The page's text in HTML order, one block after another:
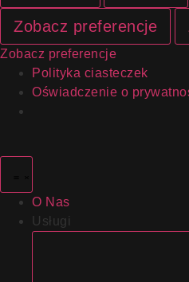
Zobacz preferencje
Zobacz preferencje
Polityka ciasteczek
Oświadczenie o
O Nas
Usługi